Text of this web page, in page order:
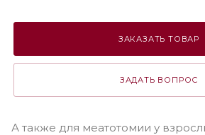
ЗАКАЗАТЬ ТОВАР
ЗАДАТЬ ВОПРОС
А также для меатотомии у